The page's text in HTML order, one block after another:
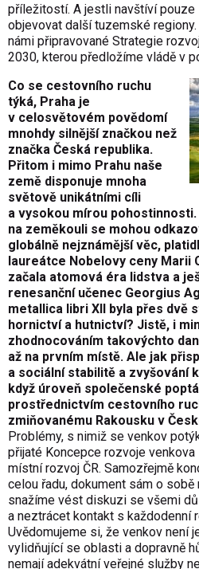
příležitostí. A jestli navštíví pouze
objevovat další tuzemské
námi připravované Strategie
2030, kterou předložíme vládě v
Co se cestovního ruchu
týká, Praha je
v celosvětovém povědomí
mnohdy silnější značkou než
značka Česká republika.
Přitom i mimo Prahu naše
země disponuje mnoha
světově unikátními cíli
a vysokou mírou
na zeměkouli se mohou
globálně nejznámější věc,
laureátce Nobelovy ceny Marii
začala atomová éra lidstva a
renesanční učenec Georgius
metallica libri XII byla přes dvě
hornictví a hutnictví? Jistě, i
zhodnocováním takovýchto
až na prvním místě. Ale jak
a sociální stabilitě a zvyšování
když úroveň společenské
prostřednictvím cestovního
zmiňovanému Rakousku v
Problémy, s nimiž se venkov
přijaté Koncepce rozvoje
místní rozvoj ČR. Samozřejmě
celou řadu, dokument sám o
snažíme vést diskuzi se všemi
a neztrácet kontakt s každodenní
Uvědomujeme si, že venkov není
vylidňující se oblasti a dopravně
nemají adekvátní veřejné služby